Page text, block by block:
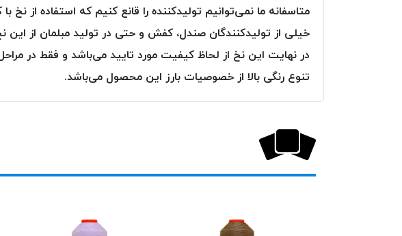
متاسفانه ما نمی‌توانیم تولیدکننده را قانع کنیم که استفاده
خیلی از تولیدکنندگان صندل، کفش و حتی در تولید مبلمان از این
در نهایت این نخ از لحاظ کیفیت مورد تایید می‌باشد و فقط در
تنوع رنگی بالا از خصوصیات بارز این محصول می‌باشد.